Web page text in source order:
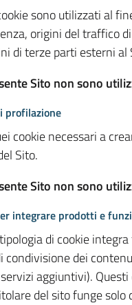
sono utilizzati al
origini del traffico
di terze parti esterni al
Sito non sono
profilazione
cookie necessari a
Sito.
Sito non sono
integrare prodotti e
di cookie
condivisione dei
aggiuntivi).
del sito funge